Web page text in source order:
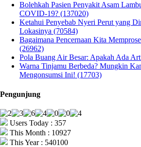
Bolehkah Pasien Penyakit Asam
COVID-19? (137020)
Ketahui Penyebab Nyeri Perut yang
Lokasinya (70584)
Bagaimana Pencernaan Kita
(26962)
Pola Buang Air Besar: Apakah Ada
Warna Tinjamu Berbeda? Mungkin
Mengonsumsi Ini! (17703)
Pengunjung
Users Today : 357
This Month : 10927
This Year : 540100